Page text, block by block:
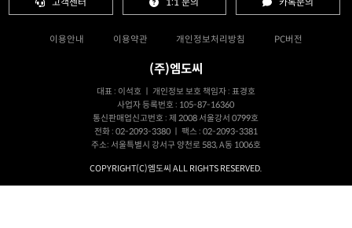
이용안내 이용약관 개인정보처리방침 PC버전
(주)엠도씨
대표 : 이석호 ㅣ 개인정보 보호 책임자 : 표경호
사업자 등록번호 : 105-87-16360
통신판매업신고번호 : 제 2008 서울강서 0799호
전화 : 02-2093-3380 ㅣ 팩스 : 02-2093-3381
주소: 서울특별시 강서구 양천로 583, A동 1006호
COPYRIGHT(C)엠도씨 ALL RIGHTS RESERVED.